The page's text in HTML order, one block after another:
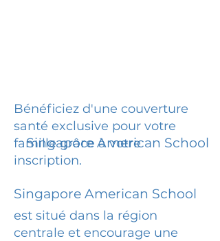
Bénéficiez d'une couverture
santé exclusive pour votre
famille grâce à votre
inscription.
Singapore American School
Singapore American School
est situé dans la région
centrale et encourage une